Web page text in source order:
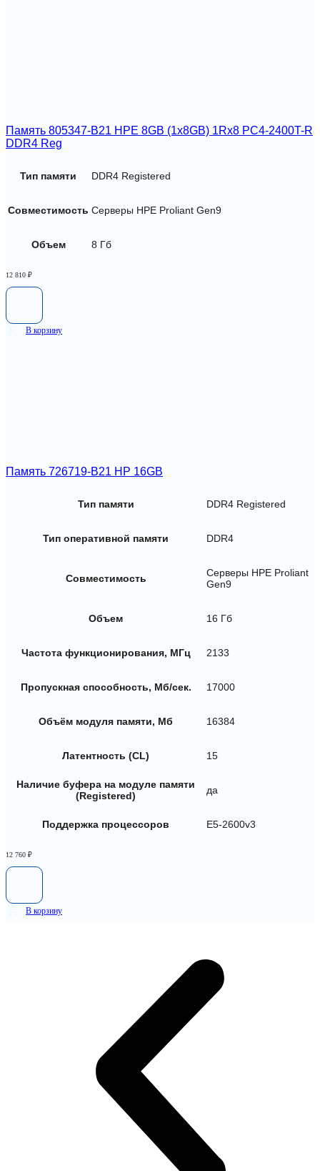
Память 805347-B21 HPE 8GB (1x8GB) 1Rx8 PC4-2400T-R
DDR4 Reg
Тип памяти DDR4 Registered
Совместимость Серверы HPE Proliant Gen9
Объем 8 Гб
12 810 ₽
В корзину
Память 726719-B21 HP 16GB
Тип памяти DDR4 Registered
Тип оперативной памяти DDR4
Совместимость
Серверы HPE Proliant
Gen9
Объем 16 Гб
Частота функционирования, МГц 2133
Пропускная способность, Мб/сек. 17000
Объём модуля памяти, Мб 16384
Латентность (CL) 15
Наличие буфера на модуле памяти
(Registered)
да
Поддержка процессоров E5-2600v3
12 760 ₽
В корзину